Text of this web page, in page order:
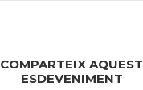
COMPARTEIX AQUEST
ESDEVENIMENT